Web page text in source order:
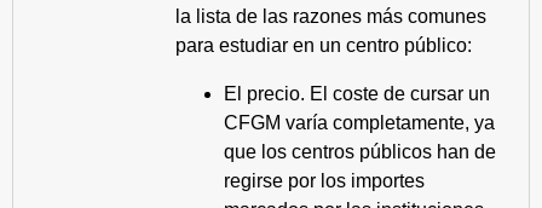
la lista de las razones más comunes
para estudiar en un centro público:
El precio. El coste de cursar un
CFGM varía completamente, ya
que los centros públicos han de
regirse por los importes